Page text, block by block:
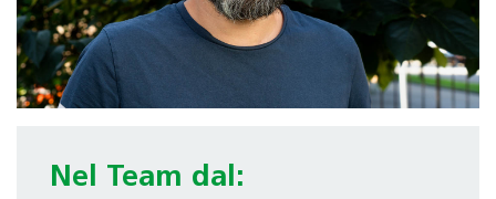
Nel Team dal: